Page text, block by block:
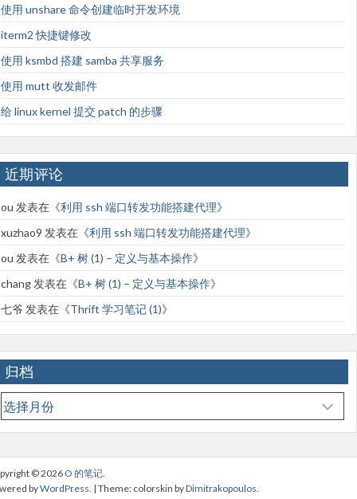
使用 unshare 命令创建临时开发环境
iterm2 快捷键修改
使用 ksmbd 搭建 samba 共享服务
使用 mutt 收发邮件
给 linux kernel 提交 patch 的步骤
近期评论
ou 发表在《利用 ssh 端口转发功能搭建代理》
xuzhao9 发表在《利用 ssh 端口转发功能搭建代理》
ou 发表在《B+ 树 (1) – 定义与基本操作》
chang 发表在《B+ 树 (1) – 定义与基本操作》
七爷 发表在《Thrift 学习笔记 (1)》
归档
归
档
© 2026 O 的笔记.
byWordPress. | Theme: colorskin byDimitrakopoulos.